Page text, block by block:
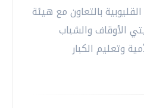
بالتعاون مع هيئة
الأوقاف والشباب
وتعليم الكبار